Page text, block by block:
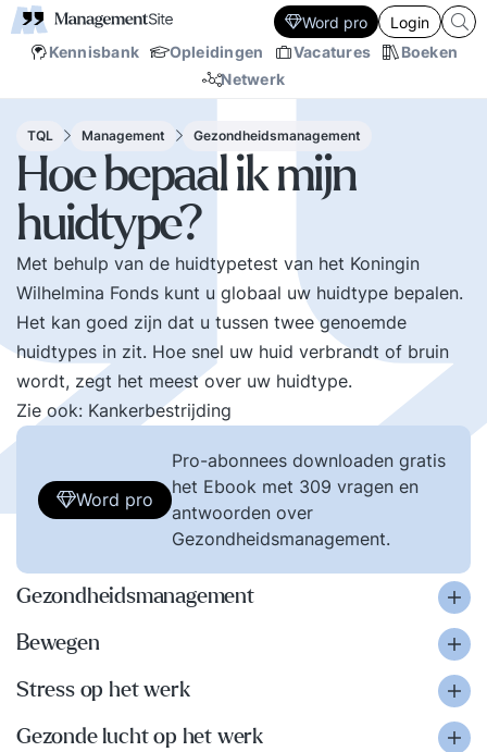
Kennisbank Opleidingen Vacatures
Boeken
Netwerk
Word pro Login
TQL Management Gezondheidsmanagement
Hoe bepaal ik mijn
huidtype?
Met behulp van de huidtypetest van het Koningin
Wilhelmina Fonds kunt u globaal uw huidtype bepalen.
Het kan goed zijn dat u tussen twee genoemde
huidtypes in zit. Hoe snel uw huid verbrandt of bruin
wordt, zegt het meest over uw huidtype.
Zie ook: Kankerbestrijding
Word pro
Pro-abonnees downloaden gratis
het Ebook met 309 vragen en
antwoorden over
Gezondheidsmanagement.
Gezondheidsmanagement
Bewegen
Stress op het werk
Gezonde lucht op het werk